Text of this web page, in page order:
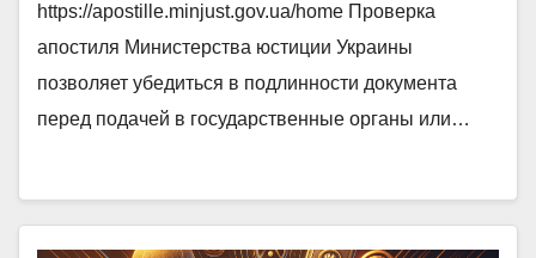
https://apostille.minjust.gov.ua/home Проверка
апостиля Министерства юстиции Украины
позволяет убедиться в подлинности документа
перед подачей в государственные органы или…